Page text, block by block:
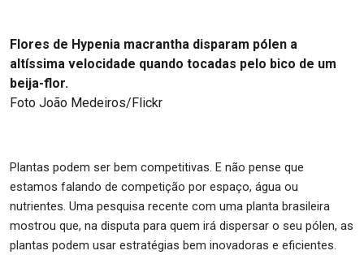
Flores de Hypenia macrantha disparam pólen a
altíssima velocidade quando tocadas pelo bico de um
beija-flor.
Foto João Medeiros/Flickr
Plantas podem ser bem competitivas. E não pense que
estamos falando de competição por espaço, água ou
nutrientes. Uma pesquisa recente com uma planta brasileira
mostrou que, na disputa para quem irá dispersar o seu pólen, as
plantas podem usar estratégias bem inovadoras e eficientes.